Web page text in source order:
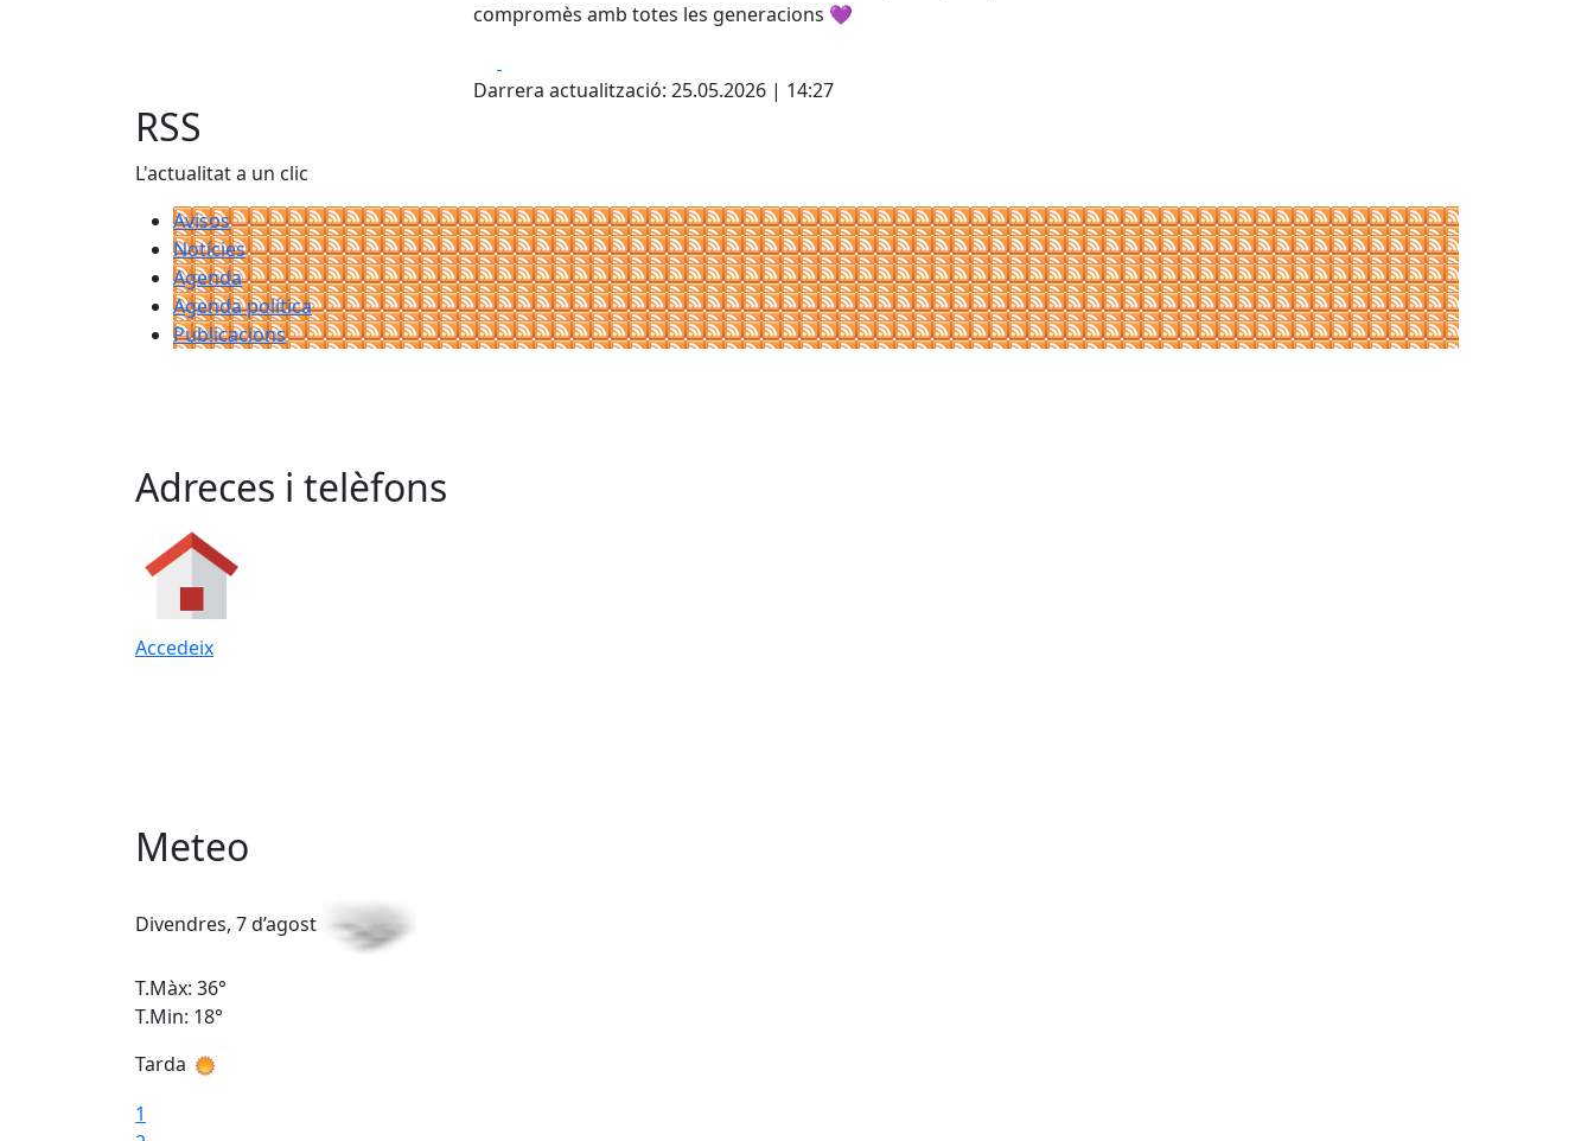
compromès amb totes les generacions 💜
Darrera actualització: 25.05.2026 | 14:27
RSS
L'actualitat a un clic
Avisos
Notícies
Agenda
Agenda política
Publicacions
Adreces i telèfons
Accedeix
Meteo
Divendres, 7 d’agost
T.Màx: 36°
T.Min: 18°
Tarda
1